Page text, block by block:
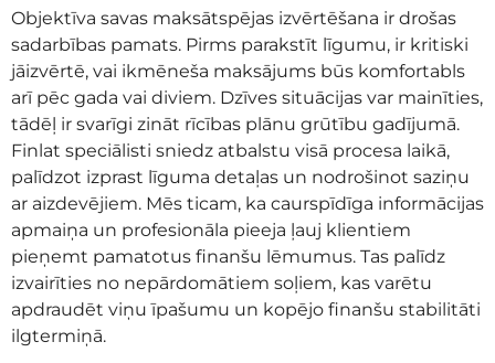
Objektīva savas maksātspējas izvērtēšana ir drošas
sadarbības pamats. Pirms parakstīt līgumu, ir kritiski
jāizvērtē, vai ikmēneša maksājums būs komfortabls
arī pēc gada vai diviem. Dzīves situācijas var mainīties,
tādēļ ir svarīgi zināt rīcības plānu grūtību gadījumā.
Finlat speciālisti sniedz atbalstu visā procesa laikā,
palīdzot izprast līguma detaļas un nodrošinot saziņu
ar aizdevējiem. Mēs ticam, ka caurspīdīga informācijas
apmaiņa un profesionāla pieeja ļauj klientiem
pieņemt pamatotus finanšu lēmumus. Tas palīdz
izvairīties no nepārdomātiem soļiem, kas varētu
apdraudēt viņu īpašumu un kopējo finanšu stabilitāti
ilgtermiņā.